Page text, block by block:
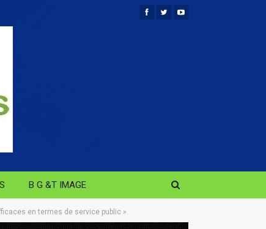
B G &T IMAGE
en termes de service public ».